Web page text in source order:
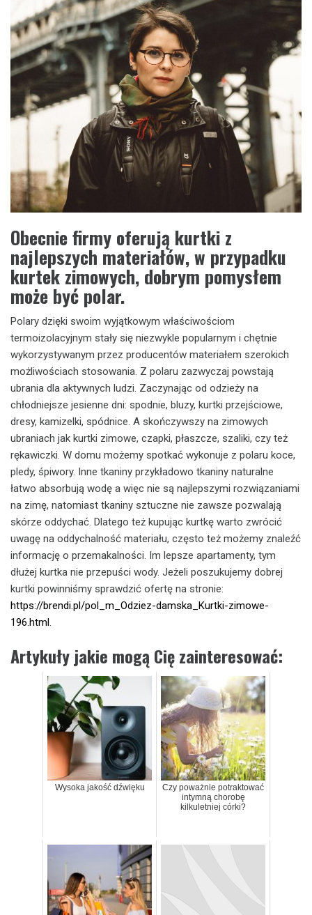
Obecnie firmy oferują kurtki z
najlepszych materiałów, w przypadku
kurtek zimowych, dobrym pomysłem
może być polar.
Polary dzięki swoim wyjątkowym właściwościom
termoizolacyjnym stały się niezwykle popularnym i chętnie
wykorzystywanym przez producentów materiałem szerokich
możliwościach stosowania. Z polaru zazwyczaj powstają
ubrania dla aktywnych ludzi. Zaczynając od odzieży na
chłodniejsze jesienne dni: spodnie, bluzy, kurtki przejściowe,
dresy, kamizelki, spódnice. A skończywszy na zimowych
ubraniach jak kurtki zimowe, czapki, płaszcze, szaliki, czy też
rękawiczki. W domu możemy spotkać wykonuje z polaru koce,
pledy, śpiwory. Inne tkaniny przykładowo tkaniny naturalne
łatwo absorbują wodę a więc nie są najlepszymi rozwiązaniami
na zimę, natomiast tkaniny sztuczne nie zawsze pozwalają
skórze oddychać. Dlatego też kupując kurtkę warto zwrócić
uwagę na oddychalność materiału, często też możemy znaleźć
informację o przemakalności. Im lepsze apartamenty, tym
dłużej kurtka nie przepuści wody. Jeżeli poszukujemy dobrej
kurtki powinniśmy sprawdzić ofertę na stronie:
https://brendi.pl/pol_m_Odziez-damska_Kurtki-zimowe-
196.html.
Artykuły jakie mogą Cię zainteresować:
Wysoka jakość dźwięku
Czy poważnie potraktować
intymną chorobę
kilkuletniej córki?